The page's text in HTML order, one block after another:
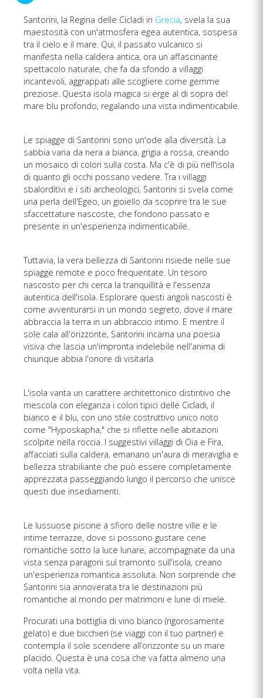
Santorini, la Regina delle Cicladi in Grecia, svela la sua
maestosità con un'atmosfera egea autentica, sospesa
tra il cielo e il mare. Qui, il passato vulcanico si
manifesta nella caldera antica, ora un affascinante
spettacolo naturale, che fa da sfondo a villaggi
incantevoli, aggrappati alle scogliere come gemme
preziose. Questa isola magica si erge al di sopra del
mare blu profondo, regalando una vista indimenticabile.
Le spiagge di Santorini sono un'ode alla diversità. La
sabbia varia da nera a bianca, grigia a rossa, creando
un mosaico di colori sulla costa. Ma c'è di più nell'isola
di quanto gli occhi possano vedere. Tra i villaggi
sbalorditivi e i siti archeologici, Santorini si svela come
una perla dell'Egeo, un gioiello da scoprire tra le sue
sfaccettature nascoste, che fondono passato e
presente in un'esperienza indimenticabile.
Tuttavia, la vera bellezza di Santorini risiede nelle sue
spiagge remote e poco frequentate. Un tesoro
nascosto per chi cerca la tranquillità e l'essenza
autentica dell'isola. Esplorare questi angoli nascosti è
come avventurarsi in un mondo segreto, dove il mare
abbraccia la terra in un abbraccio intimo. E mentre il
sole cala all'orizzonte, Santorini incarna una poesia
visiva che lascia un'impronta indelebile nell'anima di
chiunque abbia l'onore di visitarla.
L'isola vanta un carattere architettonico distintivo che
mescola con eleganza i colori tipici delle Cicladi, il
bianco e il blu, con uno stile costruttivo unico noto
come "Hyposkapha," che si riflette nelle abitazioni
scolpite nella roccia. I suggestivi villaggi di Oia e Fira,
affacciati sulla caldera, emanano un'aura di meraviglia e
bellezza strabiliante che può essere completamente
apprezzata passeggiando lungo il percorso che unisce
questi due insediamenti.
Le lussuose piscine a sfioro delle nostre ville e le
intime terrazze, dove si possono gustare cene
romantiche sotto la luce lunare, accompagnate da una
vista senza paragoni sul tramonto sull'isola, creano
un'esperienza romantica assoluta. Non sorprende che
Santorini sia annoverata tra le destinazioni più
romantiche al mondo per matrimoni e lune di miele.
Procurati una bottiglia di vino bianco (rigorosamente
gelato) e due bicchieri (se viaggi con il tuo partner) e
contempla il sole scendere all’orizzonte su un mare
placido. Questa è una cosa che va fatta almeno una
volta nella vita.